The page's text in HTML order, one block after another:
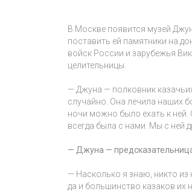
В Москве появится музей
поставить ей памятники на
войск России и зарубежья
целительницы.
— Джуна — полковник
случайно. Она лечила наших
ночи можно было ехать к ней.
всегда была с нами. Мы с ней
— Джуна —
— Насколько я знаю, никто из
да и большинство казаков их